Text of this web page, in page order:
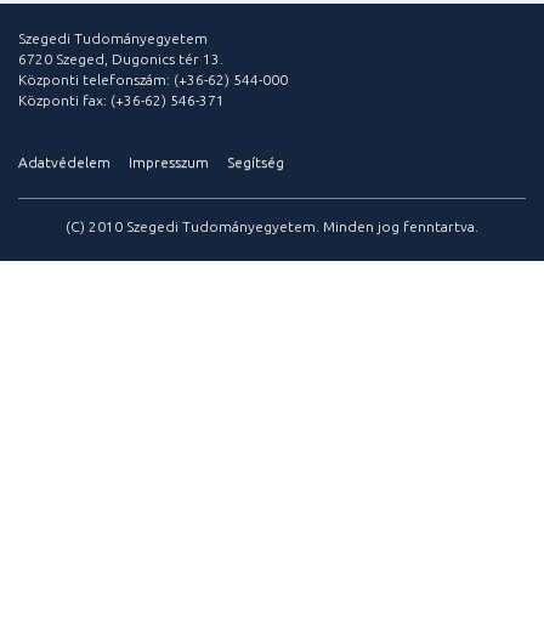
Szegedi Tudományegyetem
6720 Szeged, Dugonics tér 13.
Központi telefonszám: (+36-62) 544-000
Központi fax: (+36-62) 546-371
Adatvédelem Impresszum Segítség
(C) 2010 Szegedi Tudományegyetem. Minden jog fenntartva.